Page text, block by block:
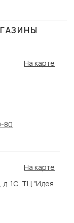
На карте
80
На карте
д. 1С, ТЦ "Идея